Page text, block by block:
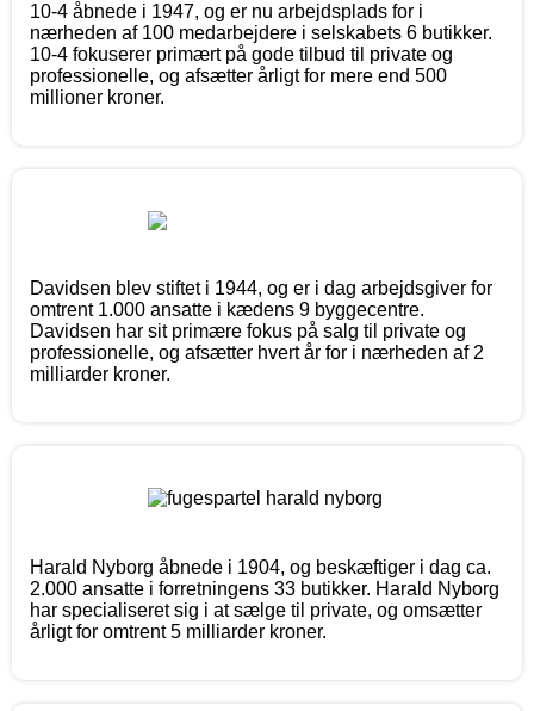
10-4 åbnede i 1947, og er nu arbejdsplads for i
nærheden af 100 medarbejdere i selskabets 6 butikker.
10-4 fokuserer primært på gode tilbud til private og
professionelle, og afsætter årligt for mere end 500
millioner kroner.
Davidsen blev stiftet i 1944, og er i dag arbejdsgiver for
omtrent 1.000 ansatte i kædens 9 byggecentre.
Davidsen har sit primære fokus på salg til private og
professionelle, og afsætter hvert år for i nærheden af 2
milliarder kroner.
Harald Nyborg åbnede i 1904, og beskæftiger i dag ca.
2.000 ansatte i forretningens 33 butikker. Harald Nyborg
har specialiseret sig i at sælge til private, og omsætter
årligt for omtrent 5 milliarder kroner.